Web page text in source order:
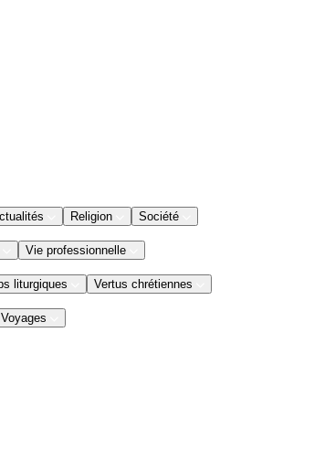
Religion Société
Vie professionnelle
liturgiques Vertus chrétiennes
Voyages